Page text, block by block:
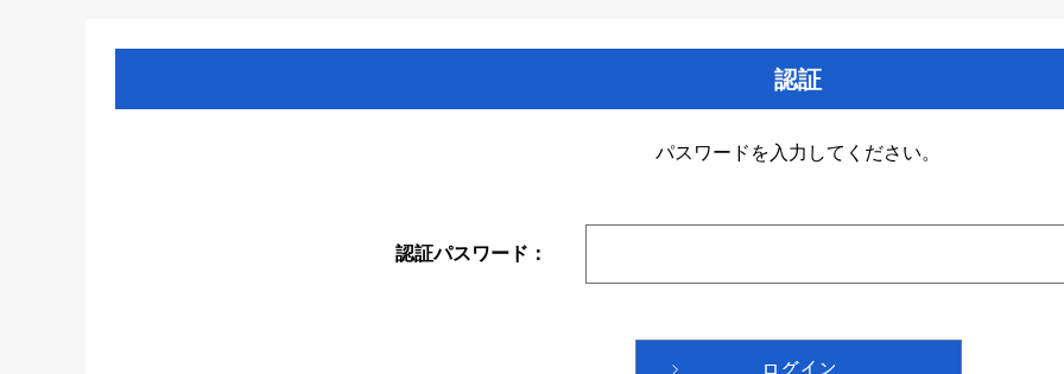
認証
パスワードを入力してください。
認証パスワード：